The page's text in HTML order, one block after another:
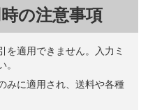
の注意事項
を適用できません。入力ミ
。
みに適用され、送料や各種